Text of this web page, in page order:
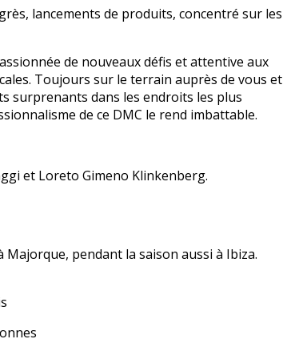
lancements de produits, concentré sur les
de nouveaux défis et attentive aux
Toujours sur le terrain auprès de vous et
surprenants dans les endroits les plus
de ce DMC le rend imbattable.
et Loreto Gimeno Klinkenberg.
Majorque, pendant la saison aussi à Ibiza.